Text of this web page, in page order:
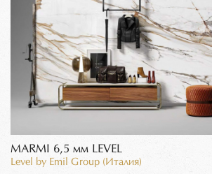
MARMI 6,5 мм LEVEL
Level by Emil Group (Италия)